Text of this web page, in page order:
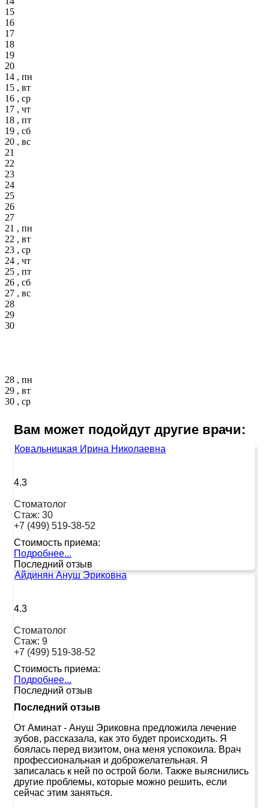
15
16
17
18
19
20
14 , пн
15 , вт
16 , ср
17 , чт
18 , пт
19 , сб
20 , вс
21
22
23
24
25
26
27
21 , пн
22 , вт
23 , ср
24 , чт
25 , пт
26 , сб
27 , вс
28
29
30
28 , пн
29 , вт
30 , ср
Вам может подойдут другие врачи:
Ковальницкая Ирина Николаевна
4.3
Стоматолог
Стаж: 30
+7 (499) 519-38-52
Стоимость приема:
Подробнее...
Последний отзыв
Айдинян Ануш Эриковна
4.3
Стоматолог
Стаж: 9
+7 (499) 519-38-52
Стоимость приема:
Подробнее...
Последний отзыв
Последний отзыв
От Аминат - Ануш Эриковна предложила лечение
зубов, рассказала, как это будет происходить. Я
боялась перед визитом, она меня успокоила. Врач
профессиональная и доброжелательная. Я
записалась к ней по острой боли. Также выяснились
другие проблемы, которые можно решить, если
сейчас этим заняться.